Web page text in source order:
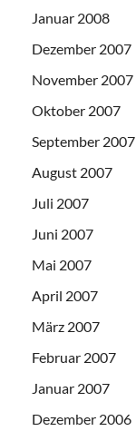
Januar 2008
Dezember 2007
November 2007
Oktober 2007
September 2007
August 2007
Juli 2007
Juni 2007
Mai 2007
April 2007
März 2007
Februar 2007
Januar 2007
Dezember 2006